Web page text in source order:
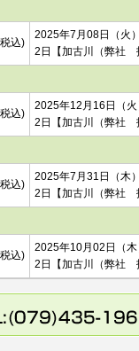
込)
2025年7月08日（火
2日
【加古川（弊社
込)
2025年12月16日（
2日
【加古川（弊社
込)
2025年7月31日（木
2日
【加古川（弊社
込)
2025年10月02日（
2日
【加古川（弊社